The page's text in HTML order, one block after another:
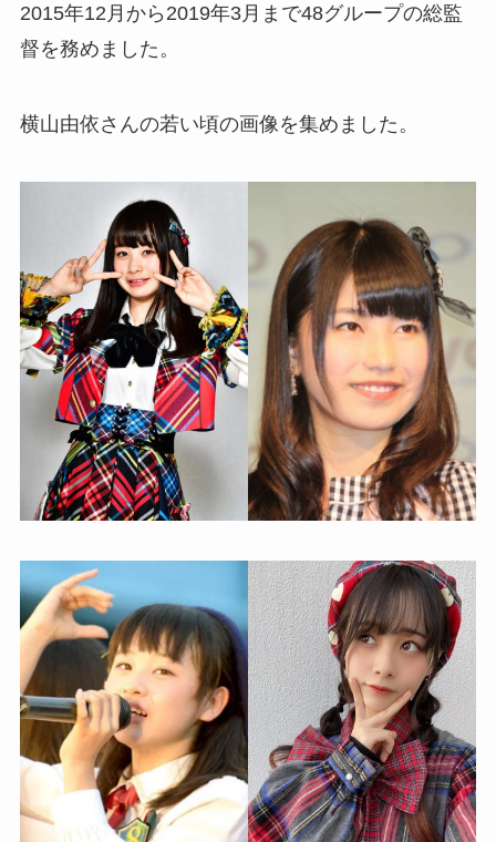
2015年12月から2019年3月まで48グループの総監
督を務めました。
横山由依さんの若い頃の画像を集めました。